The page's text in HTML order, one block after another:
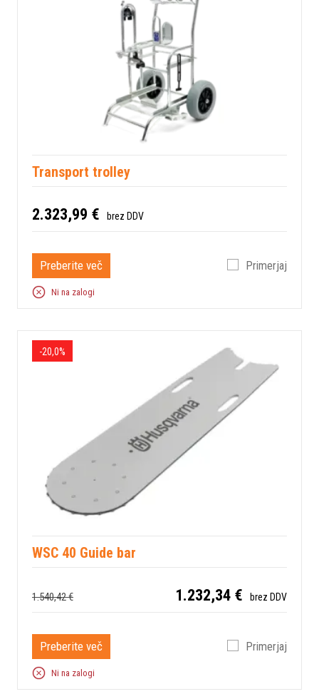
Transport trolley
2.323,99 € brez DDV
Preberite več Primerjaj
Ni na zalogi
-20,0%
WSC 40 Guide bar
1.540,42 € 1.232,34 € brez DDV
Preberite več Primerjaj
Ni na zalogi